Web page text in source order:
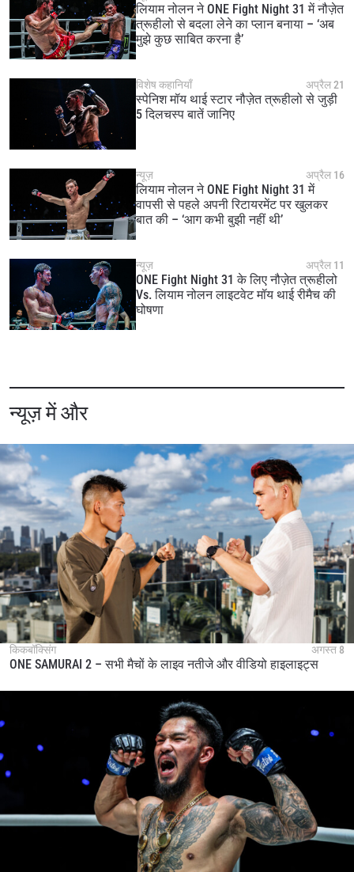
लियाम नोलन ने ONE Fight Night 31 में नौज़ेत
त्रूहीलो से बदला लेने का प्लान बनाया – ‘अब
मुझे कुछ साबित करना है’
विशेष कहानियाँ अप्रैल 21
स्पेनिश मॉय थाई स्टार नौज़ेत त्रूहीलो से जुड़ी
5 दिलचस्प बातें जानिए
न्यूज़ अप्रैल 16
लियाम नोलन ने ONE Fight Night 31 में
वापसी से पहले अपनी रिटायरमेंट पर खुलकर
बात की – ‘आग कभी बुझी नहीं थी’
न्यूज़ अप्रैल 11
ONE Fight Night 31 के लिए नौज़ेत त्रूहीलो
Vs. लियाम नोलन लाइटवेट मॉय थाई रीमैच की
घोषणा
न्यूज़ में और
किकबॉक्सिंग अगस्त 8
ONE SAMURAI 2 – सभी मैचों के लाइव नतीजे और वीडियो हाइलाइट्स